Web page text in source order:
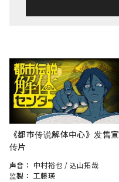
《都市传说解体中心》发售宣
传片
声音： 中村裕也 / 込山拓哉
监製： 工藤瑛